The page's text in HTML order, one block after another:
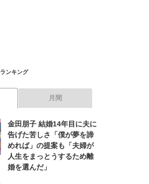
ランキング
月間
金田朋子 結婚14年目に夫に
告げた苦しさ「僕が夢を諦
めれば」の提案も「夫婦が
人生をまっとうするため離
婚を選んだ」